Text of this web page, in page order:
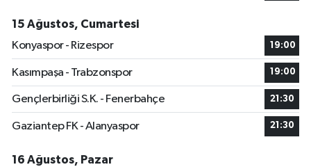
15 Ağustos, Cumartesi
Konyaspor - Rizespor
19:00
Kasımpaşa - Trabzonspor 19:00
Gençlerbirliği S.K. - Fenerbahçe 21:30
Gaziantep FK - Alanyaspor 21:30
16 Ağustos, Pazar